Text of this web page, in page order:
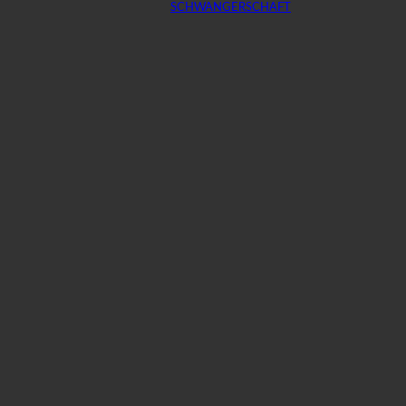
SCHWANGERSCHAFT